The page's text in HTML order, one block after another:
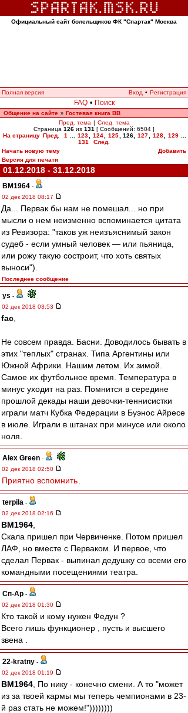
Официальный сайт болельщиков ФК "Спартак" Москва
Полная версия Вход • Регистрация
FAQ • Поиск
Общение на сайте » Гостевая книга ВВ
Пред. тема | След. тема
Страница 126 из 131 [ Сообщений: 6504 ]
На страницу Пред. 1 123 124 125 126, 127 128 129
131
След.
Начать новую тему
Добавить
Версия для печати
01.12.2018 - 31.12.2018
BM1964 -
02 дек 2018 08:17
Да... Первак бы нам не помешал... но при
мысли о нем неизменно вспоминается цитата
из Ревизора: "таков уж неизъяснимый закон
судеб - если умный человек — или пьяница,
или рожу такую состроит, что хоть святых
выноси").
Последнее сообщение
ys -
02 дек 2018 03:53
fac
Не совсем правда. Басни. Доводилось бывать в
этих "теплых" странах. Типа Аргентины или
Южной Африки. Нашим летом. Их зимой.
Самое их футбольное время. Температура в
минус уходит на раз. Помнится в середине
прошлой декады наши девочки-теннисистки
играли матч Кубка Федерации в Буэнос Айресе
в июле. Играли в штанах при минусе или около
ноля.
Alex Green -
02 дек 2018 02:50
Приятно вспомнить
terpila -
02 дек 2018 02:16
BM1964
Скала пришел при Червиченке. Потом пришел
ЛАФ, но вместе с Перваком. И первое, что
сделал Первак - выпинал дедушку со всеми его
командными посещениями театра.
Сп-Ар -
02 дек 2018 01:30
Кто такой и кому нужен Федун ?
Всего лишь функционер , пусть и высшего
звена .
22-kratny -
02 дек 2018 01:19
BM1964 , По нику - конечно смени. А то "может
из за твоей кармы мы теперь чемпионами в 23-
й раз стать не можем!"))))))))